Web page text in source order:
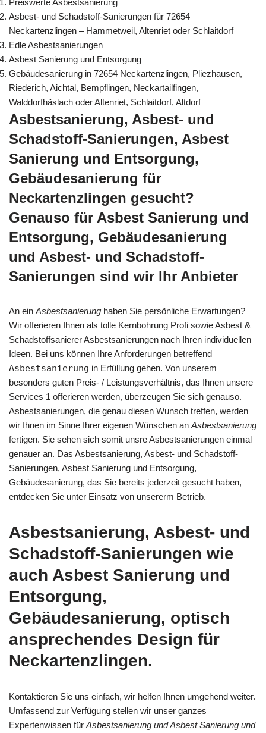
Preiswerte Asbestsanierung
Asbest- und Schadstoff-Sanierungen für 72654
Neckartenzlingen – Hammetweil, Altenriet oder Schlaitdorf
Edle Asbestsanierungen
Asbest Sanierung und Entsorgung
Gebäudesanierung in 72654 Neckartenzlingen, Pliezhausen,
Riederich, Aichtal, Bempflingen, Neckartailfingen,
Walddorfhäslach oder Altenriet, Schlaitdorf, Altdorf
Asbestsanierung, Asbest- und
Schadstoff-Sanierungen, Asbest
Sanierung und Entsorgung,
Gebäudesanierung für
Neckartenzlingen gesucht?
Genauso für Asbest Sanierung und
Entsorgung, Gebäudesanierung
und Asbest- und Schadstoff-
Sanierungen sind wir Ihr Anbieter
An ein Asbestsanierung haben Sie persönliche Erwartungen?
Wir offerieren Ihnen als tolle Kernbohrung Profi sowie Asbest &
Schadstoffsanierer Asbestsanierungen nach Ihren individuellen
Ideen. Bei uns können Ihre Anforderungen betreffend
Asbestsanierung in Erfüllung gehen. Von unserem
besonders guten Preis- / Leistungsverhältnis, das Ihnen unsere
Services 1 offerieren werden, überzeugen Sie sich genauso.
Asbestsanierungen, die genau diesen Wunsch treffen, werden
wir Ihnen im Sinne Ihrer eigenen Wünschen an Asbestsanierung
fertigen. Sie sehen sich somit unsre Asbestsanierungen einmal
genauer an. Das Asbestsanierung, Asbest- und Schadstoff-
Sanierungen, Asbest Sanierung und Entsorgung,
Gebäudesanierung, das Sie bereits jederzeit gesucht haben,
entdecken Sie unter Einsatz von unsererm Betrieb.
Asbestsanierung, Asbest- und
Schadstoff-Sanierungen wie
auch Asbest Sanierung und
Entsorgung,
Gebäudesanierung, optisch
ansprechendes Design für
Neckartenzlingen.
Kontaktieren Sie uns einfach, wir helfen Ihnen umgehend weiter.
Umfassend zur Verfügung stellen wir unser ganzes
Expertenwissen für Asbestsanierung und Asbest Sanierung und